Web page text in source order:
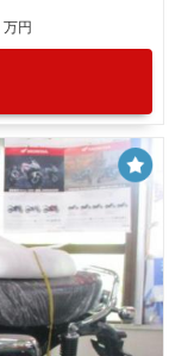
万円